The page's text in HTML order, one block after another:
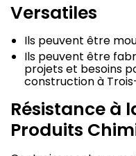
Versatiles
Ils peuvent être
Ils peuvent être
projets et besoins
construction à
Résistance à
Produits